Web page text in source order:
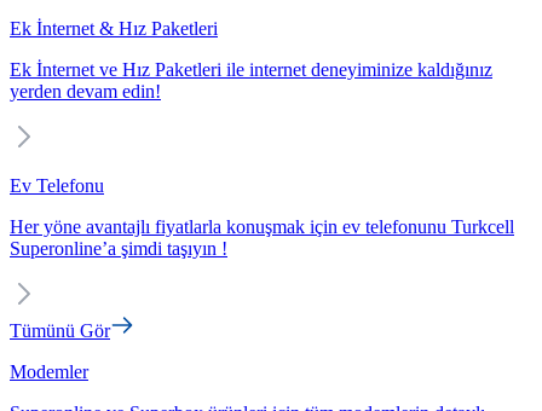
Ek İnternet & Hız Paketleri
Ek İnternet ve Hız Paketleri ile internet deneyiminize kaldığınız
yerden devam edin!
Ev Telefonu
Her yöne avantajlı fiyatlarla konuşmak için ev telefonunu Turkcell
Superonline’a şimdi taşıyın !
Tümünü Gör
Modemler